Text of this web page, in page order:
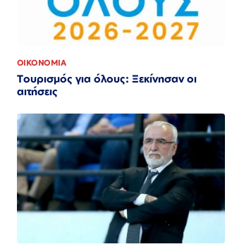
ΟΙΚΟΝΟΜΙΑ
Τουρισμός για όλους: Ξεκίνησαν οι
αιτήσεις